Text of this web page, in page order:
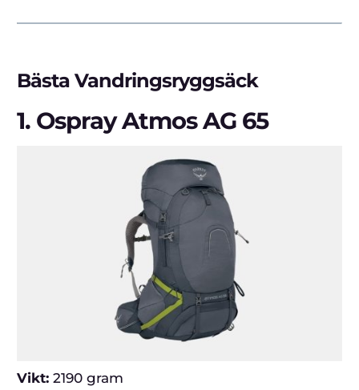
Bästa Vandringsryggsäck
1. Ospray Atmos AG 65
Vikt:2190 gram